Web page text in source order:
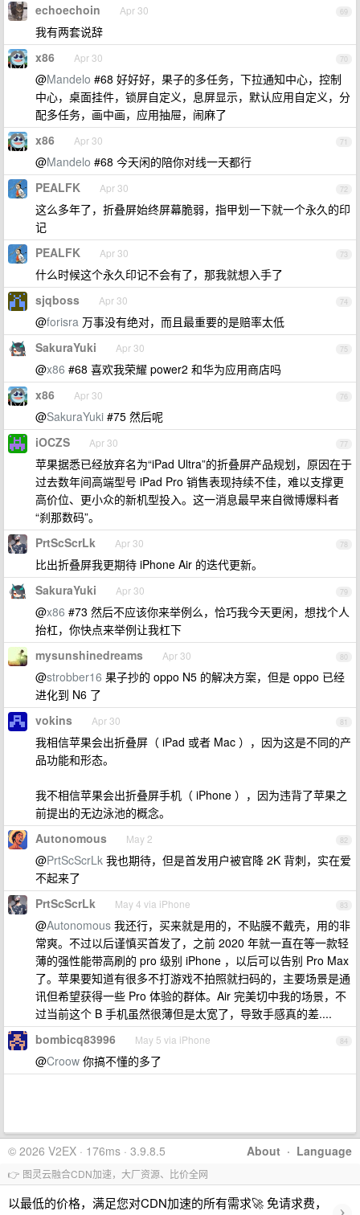
69
echoechoin Apr 30
我有两套说辞
70
x86 Apr 30
@Mandelo #68 好好好，果子的多任务，下拉通知中心，控制
中心，桌面挂件，锁屏自定义，息屏显示，默认应用自定义，分
配多任务，画中画，应用抽屉，闹麻了
71
x86 Apr 30
@Mandelo #68 今天闲的陪你对线一天都行
72
PEALFK Apr 30
这么多年了，折叠屏始终屏幕脆弱，指甲划一下就一个永久的印
记
73
PEALFK Apr 30
什么时候这个永久印记不会有了，那我就想入手了
74
sjqboss Apr 30
@forisra 万事没有绝对，而且最重要的是赔率太低
75
SakuraYuki Apr 30
@x86 #68 喜欢我荣耀 power2 和华为应用商店吗
76
x86 Apr 30
@SakuraYuki #75 然后呢
77
iOCZS Apr 30
苹果据悉已经放弃名为“iPad Ultra”的折叠屏产品规划，原因在于
过去数年间高端型号 iPad Pro 销售表现持续不佳，难以支撑更
高价位、更小众的新机型投入。这一消息最早来自微博爆料者
“刹那数码”。
78
PrtScScrLk Apr 30
比出折叠屏我更期待 iPhone Air 的迭代更新。
79
SakuraYuki Apr 30
@x86 #73 然后不应该你来举例么，恰巧我今天更闲，想找个人
抬杠，你快点来举例让我杠下
80
mysunshinedreams Apr 30
@strobber16 果子抄的 oppo N5 的解决方案，但是 oppo 已经
进化到 N6 了
81
vokins Apr 30
我相信苹果会出折叠屏（ iPad 或者 Mac ），因为这是不同的产
品功能和形态。
我不相信苹果会出折叠屏手机（ iPhone ），因为违背了苹果之
前提出的无边泳池的概念。
82
Autonomous May 2
@PrtScScrLk 我也期待，但是首发用户被官降 2K 背刺，实在爱
不起来了
83
PrtScScrLk May 4 via iPhone
@Autonomous 我还行，买来就是用的，不贴膜不戴壳，用的非
常爽。不过以后谨慎买首发了，之前 2020 年就一直在等一款轻
薄的强性能带高刷的 pro 级别 iPhone ，以后可以告别 Pro Max
了。苹果要知道有很多不打游戏不拍照就扫码的，主要场景是通
讯但希望获得一些 Pro 体验的群体。Air 完美切中我的场景，不
过当前这个 B 手机虽然很薄但是太宽了，导致手感真的差....
84
bombicq83996 May 5 via iPhone
@Croow 你搞不懂的多了
About · Language
© 2026 V2EX · 176ms · 3.9.8.5
👉 图灵云融合CDN加速，大厂资源、比价全网
以最低的价格，满足您对CDN加速的所有需求🚀 免请求费，
›